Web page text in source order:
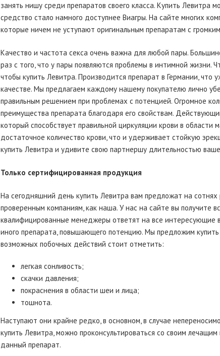
занять нишу среди препаратов своего класса. Купить Левитра
средство стало намного доступнее Виагры. На сайте многих
которые ничем не уступают оригинальным препаратам с
Качество и частота секса очень важна для любой пары.
раз с того, что у пары появляются проблемы в интимной жизни.
чтобы купить Левитра. Производится препарат в Германии, что
качестве. Мы предлагаем каждому нашему покупателю лично
правильным решением при проблемах с потенцией. Огромное
преимущества препарата благодаря его свойствам.
который способствует правильной циркуляции крови в области
достаточное количество крови, что и удерживает стойкую
купить Левитра и удивите свою партнершу длительностью
Только сертифицированная продукция
На сегодняшний день купить Левитра вам предложат на
проверенным компаниям, как наша. У нас на сайте вы
квалифицированные менеджеры ответят на все интересующие
иного препарата, повышающего потенцию. Мы предложим
возможных побочных действий стоит отметить:
легкая сонливость;
скачки давления;
покраснения в области шеи и лица;
тошнота.
Наступают они крайне редко, в основном, в случае
купить Левитра, можно проконсультироваться со своим
данный препарат.